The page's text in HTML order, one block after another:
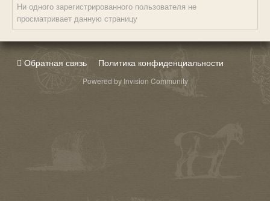
Ни одного зарегистрированного пользователя не
просматривает данную страницу
Обратная связь Политика конфиденциальности
Powered by Invision Community